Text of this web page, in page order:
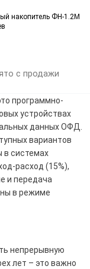
накопитель ФН-1.2М
с продажи
программно-
устройствах
данных ОФД.
вариантов
в системах
расход (15%),
и передача
в режиме
непрерывную
лет – это важно